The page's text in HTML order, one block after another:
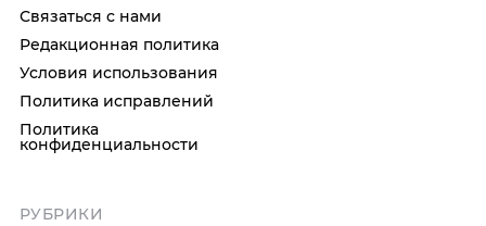
Связаться с нами
Редакционная политика
Условия использования
Политика исправлений
Политика
конфиденциальности
РУБРИКИ